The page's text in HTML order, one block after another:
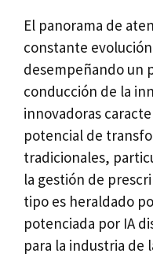
El panorama de
constante
desempeñando un
conducción de la
innovadoras
potencial de
tradicionales,
la gestión de
tipo es heraldado
potenciada por IA
para la industria de